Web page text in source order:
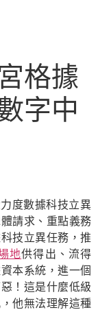
格據
字中
度數據科技立異
請求、重點義務
技立異任務，推
地供得出、流得
本系統，進一個
！這是什麼低級
他無法理解這種